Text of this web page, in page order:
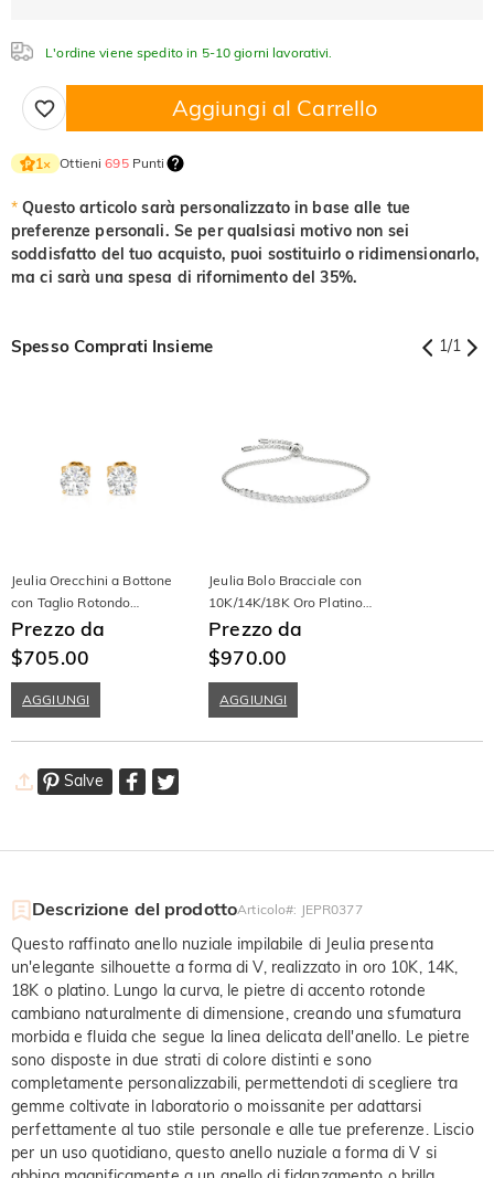
Nero fantasia
Giallo fantasia
$0.00
Fucsia
Peridoto
Nero fantasia
L'ordine viene spedito in 5-10 giorni lavorativi.
Aggiungi al Carrello
1× Ottieni695Punti
* Questo articolo sarà personalizzato in base alle tue
preferenze personali. Se per qualsiasi motivo non sei
soddisfatto del tuo acquisto, puoi sostituirlo o ridimensionarlo,
ma ci sarà una spesa di rifornimento del 35%.
Spesso Comprati Insieme 1/1
Jeulia Orecchini a Bottone
con Taglio Rotondo
Moissanite 10K/14K/18K
Oro Platino
Prezzo da
$705.00
AGGIUNGI
Jeulia Bolo Bracciale con
10K/14K/18K Oro Platino
Taglio Rotondo per Donna
Prezzo da
$970.00
AGGIUNGI
Salve
Descrizione del prodottoArticolo#: JEPR0377
Questo raffinato anello nuziale impilabile di Jeulia presenta
un'elegante silhouette a forma di V, realizzato in oro 10K, 14K,
18K o platino. Lungo la curva, le pietre di accento rotonde
cambiano naturalmente di dimensione, creando una sfumatura
morbida e fluida che segue la linea delicata dell'anello. Le pietre
sono disposte in due strati di colore distinti e sono
completamente personalizzabili, permettendoti di scegliere tra
gemme coltivate in laboratorio o moissanite per adattarsi
perfettamente al tuo stile personale e alle tue preferenze. Liscio
per un uso quotidiano, questo anello nuziale a forma di V si